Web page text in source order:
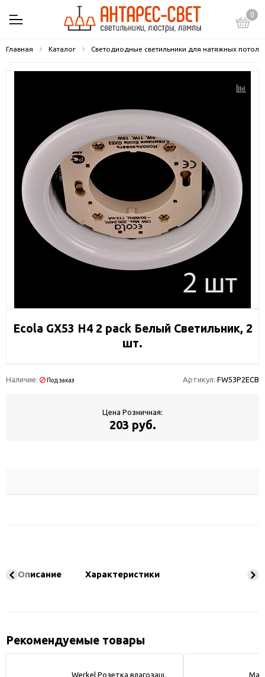
0
Главная Каталог Светодиодные светильники для натяжных
Ecola GX53 H4 2 pack Белый Светильник, 2
шт.
Наличие: Под заказ Артикул: FW53P2ECB
Цена Розничная:
203 руб.
Описание Характеристики
Рекомендуемые товары
Werkel Розетка влагозащ.